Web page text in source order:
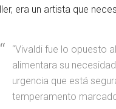
era un artista que
“Vivaldi fue lo opuesto
alimentara su
urgencia que está
temperamento